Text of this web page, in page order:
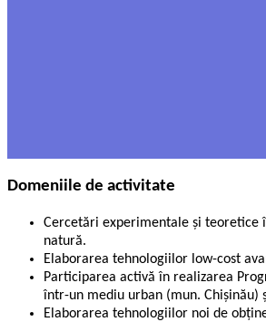
Domeniile de activitate
Cercetări experimentale și teoretice
natură.
Elaborarea tehnologiilor low-cost
Participarea activă în realizarea
într-un mediu urban (mun.
Elaborarea tehnologiilor noi de